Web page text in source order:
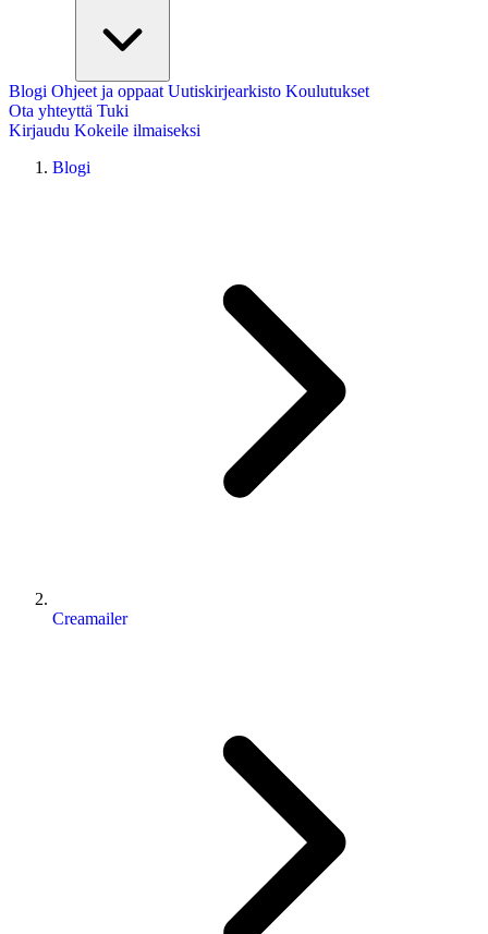
Blogi Ohjeet ja oppaat Uutiskirjearkisto Koulutukset
Ota yhteyttä Tuki
Kirjaudu Kokeile ilmaiseksi
Blogi
Creamailer